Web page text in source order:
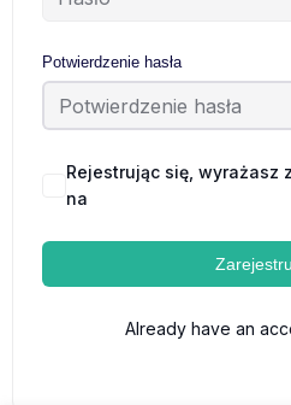
Potwierdzenie hasła
Rejestrując się, wyrażasz
na
Already have an